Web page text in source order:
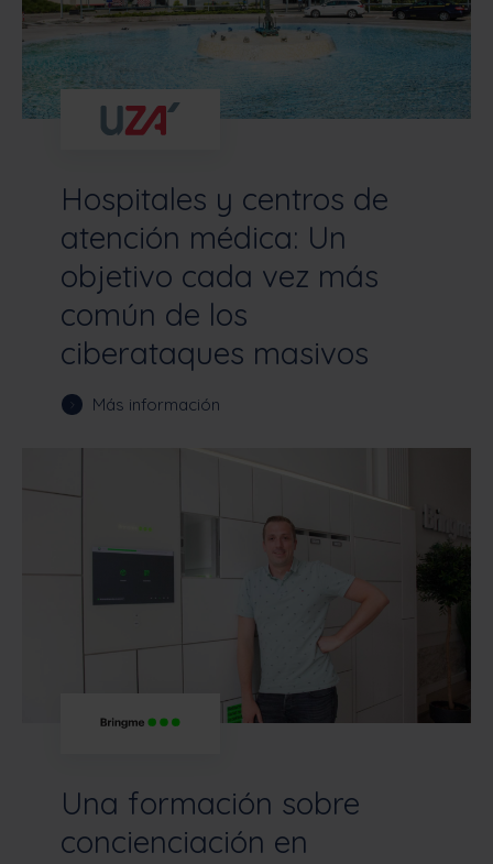
Hospitales y centros de
atención médica: Un
objetivo cada vez más
común de los
ciberataques masivos
Más información
Una formación sobre
concienciación en